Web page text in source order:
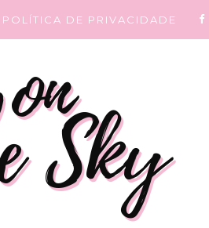
POLÍTICA DE PRIVACIDADE